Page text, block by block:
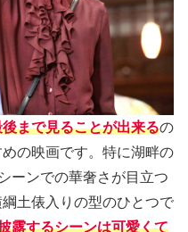
まで見ることが出来るの
の映画です。特に湖畔の
ーンでの華奢さが目立つ
土俵入りの型のひとつで
露するシーンは可愛くて